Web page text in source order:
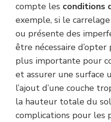
compte les conditions
exemple, si le
ou présente des
être nécessaire
plus importante pour
et assurer une surface
l’ajout d’une couche
la hauteur totale du
complications pour les